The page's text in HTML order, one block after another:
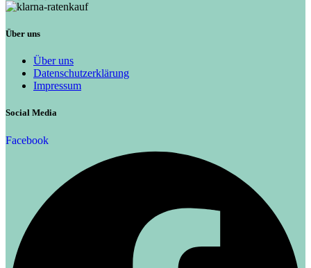
Über uns
Über uns
Datenschutzerklärung
Impressum
Social Media
Facebook